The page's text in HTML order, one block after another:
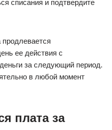
списания и подтвердите
ее действия с
за следующий период.
в любой момент
плата за